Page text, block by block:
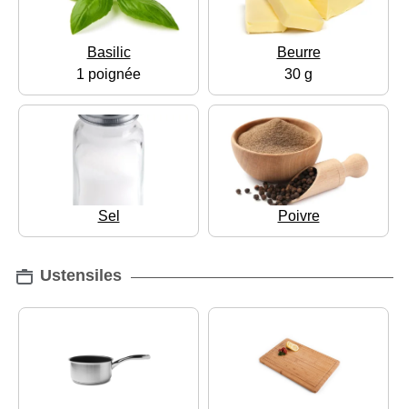
Basilic
1 poignée
Beurre
30 g
Sel Poivre
Ustensiles